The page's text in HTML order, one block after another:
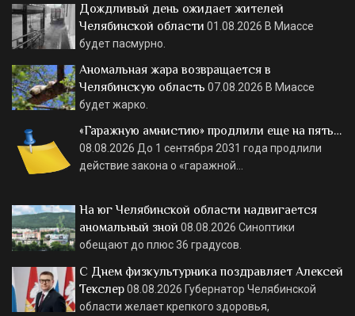
Дождливый день ожидает жителей
Челябинской области 01.08.2026 В Миассе
будет пасмурно.
Аномальная жара возвращается в
Челябинскую область 07.08.2026 В Миассе
будет жарко.
«Гаражную амнистию» продлили еще на пять…
08.08.2026 До 1 сентября 2031 года продлили
действие закона о «гаражной…
На юг Челябинской области надвигается
аномальный зной 08.08.2026 Синоптики
обещают до плюс 36 градусов.
С Днем физкультурника поздравляет Алексей
Текслер08.08.2026 Губернатор Челябинской
области желает крепкого здоровья,